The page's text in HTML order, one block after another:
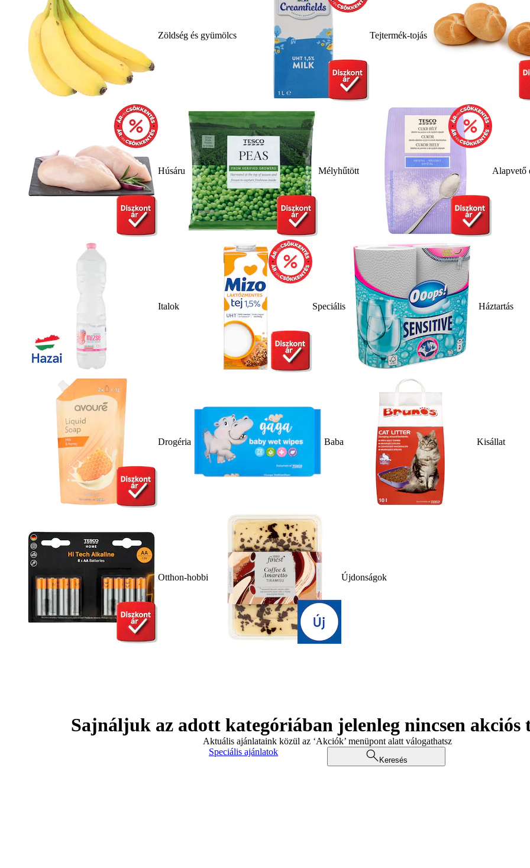
Zöldség és gyümölcs Tejtermék-tojás
Húsáru Mélyhűtött Alapvető
Italok Speciális Háztartás
Drogéria Baba Kisállat
Otthon-hobbi Újdonságok
Sajnáljuk az adott kategóriában jelenleg nincsen akciós
Aktuális ajánlataink közül az ‘Akciók’ menüpont alatt válogathatsz
Speciális ajánlatok
Keresés